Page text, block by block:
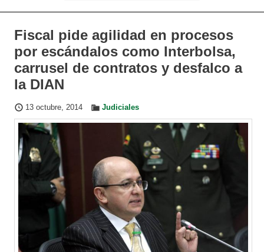
Fiscal pide agilidad en procesos
por escándalos como Interbolsa,
carrusel de contratos y desfalco a
la DIAN
13 octubre, 2014 Judiciales